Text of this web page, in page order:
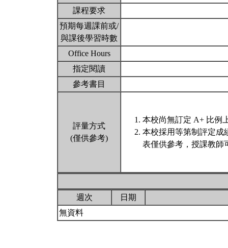
課程要求
預期每週課前或/
與課後學習時數
Office Hours
指定閱讀
參考書目
評量方式
(僅供參考)
本校尚無訂定 A+ 比例
本校採用等第制評定成
表僅供參考，授課教師
週次
日期
無資料